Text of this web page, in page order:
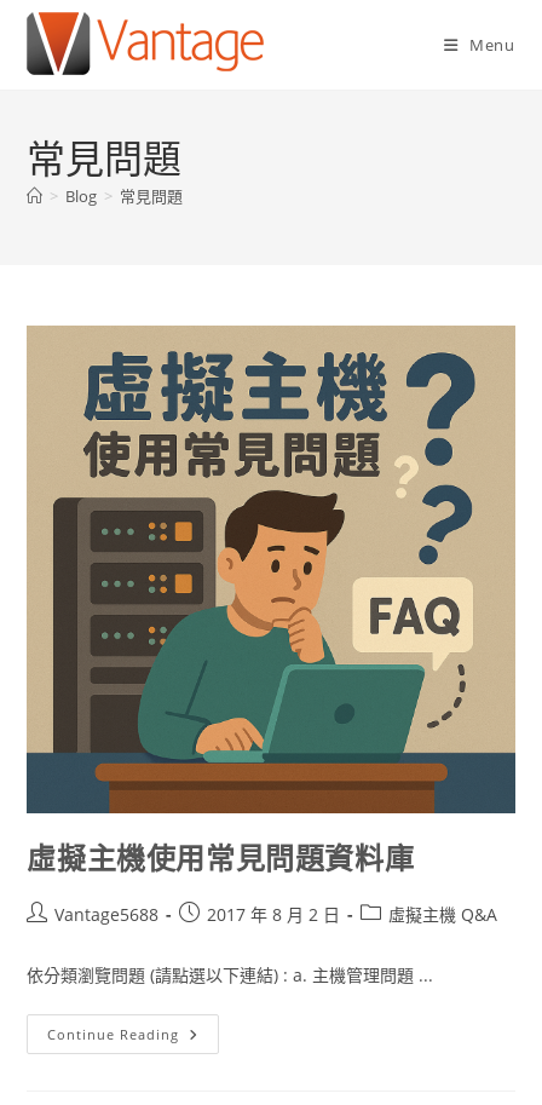
Menu
常見問題
> Blog > 常見問題
虛擬主機使用常見問題資料庫
Vantage5688 2017 年 8 月 2 日 虛擬主機 Q&A
依分類瀏覽問題 (請點選以下連結) : a. 主機管理問題 ...
Continue Reading